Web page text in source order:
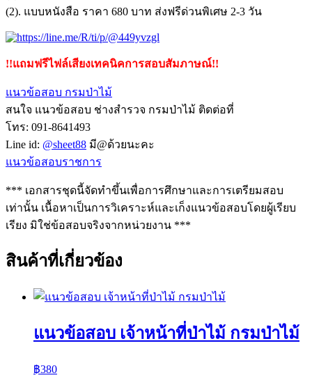
(2). แบบหนังสือ ราคา 680 บาท ส่งฟรีด่วนพิเศษ 2-3 วัน
!!แถมฟรีไฟล์เสียงเทคนิคการสอบสัมภาษณ์!!
แนวข้อสอบ กรมป่าไม้
สนใจ แนวข้อสอบ ช่างสำรวจ กรมป่าไม้ ติดต่อที่
โทร: 091-8641493
Line id: @sheet88 มี@ด้วยนะคะ
แนวข้อสอบราชการ
*** เอกสารชุดนี้จัดทำขึ้นเพื่อการศึกษาและการเตรียมสอบ
เท่านั้น เนื้อหาเป็นการวิเคราะห์และเก็งแนวข้อสอบโดยผู้เรียบ
เรียง มิใช่ข้อสอบจริงจากหน่วยงาน ***
สินค้าที่เกี่ยวข้อง
แนวข้อสอบ เจ้าหน้าที่ป่าไม้ กรมป่าไม้
฿380